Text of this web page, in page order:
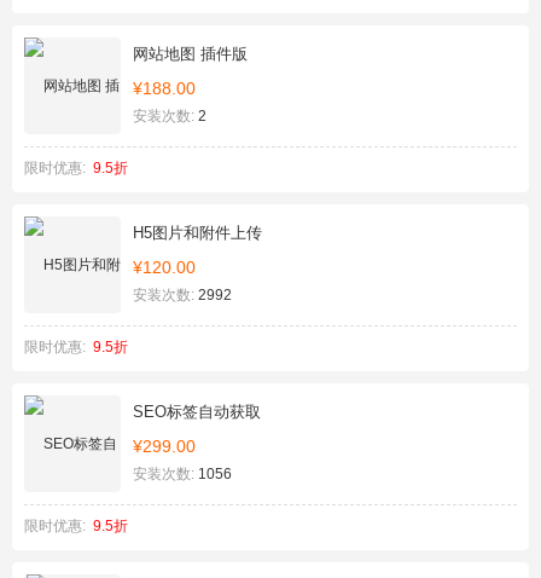
网站地图 插件版
¥188.00
安装次数: 2
限时优惠: 9.5折
H5图片和附件上传
¥120.00
安装次数: 2992
限时优惠: 9.5折
SEO标签自动获取
¥299.00
安装次数: 1056
限时优惠: 9.5折